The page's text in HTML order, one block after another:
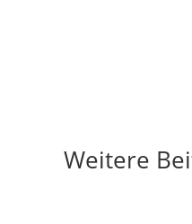
Weitere